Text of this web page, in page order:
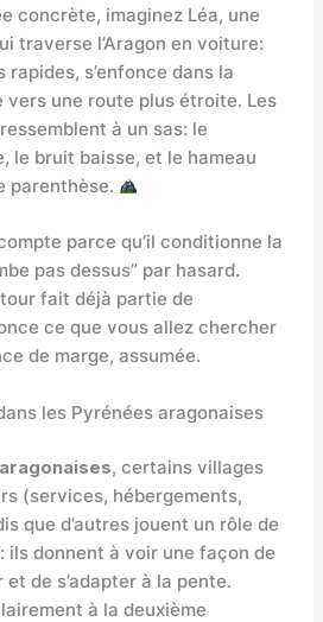
concrète, imaginez Léa, une
traverse l’Aragon en voiture:
s’enfonce dans la
vers une route plus étroite. Les
à un sas: le
le bruit baisse, et le hameau
parenthèse.
parce qu’il conditionne la
pas dessus” par hasard.
fait déjà partie de
ce que vous allez chercher
de marge, assumée.
les Pyrénées aragonaises
, certains villages
(services, hébergements,
que d’autres jouent un rôle de
ils donnent à voir une façon de
de s’adapter à la pente.
à la deuxième